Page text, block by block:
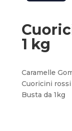
1 kg
Caramelle
Cuoricini rossi
Busta da 1kg